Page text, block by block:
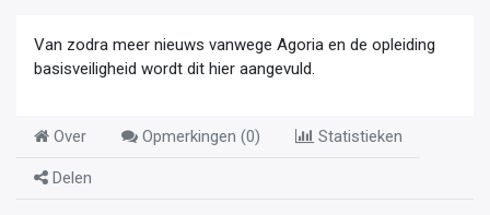
Van zodra meer nieuws vanwege Agoria en de opleiding
basisveiligheid wordt dit hier aangevuld.
Over Opmerkingen (0) Statistieken
Delen